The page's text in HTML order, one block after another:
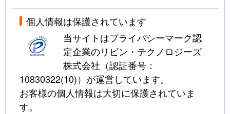
個人情報は保護されています
当サイトはプライバシーマーク認
定企業のリビン・テクノロジーズ
株式会社（認証番号：
10830322(10)）が運営しています。
お客様の個人情報は大切に保護されていま
す。